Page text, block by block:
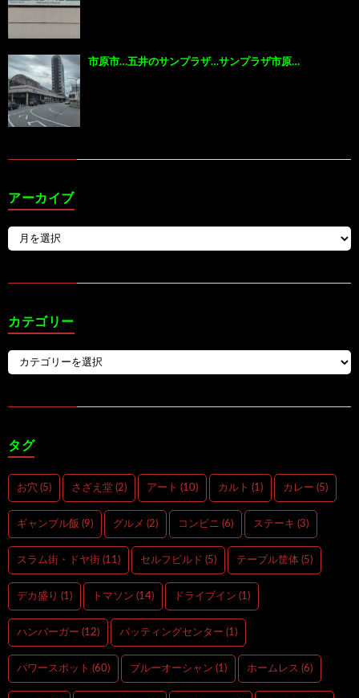
市原市…五井のサンプラザ…サンプラザ市原…
アーカイブ
カテゴリー
タグ
お穴 (5) さざえ堂 (2) アート (10) カルト (1) カレー (5)
ギャンブル飯 (9) グルメ (2) コンビニ (6) ステーキ (3)
スラム街・ドヤ街 (11) セルフビルド (5) テーブル筐体 (5)
デカ盛り (1) トマソン (14) ドライブイン (1)
ハンバーガー (12) バッティングセンター (1)
パワースポット (60) ブルーオーシャン (1) ホームレス (6)